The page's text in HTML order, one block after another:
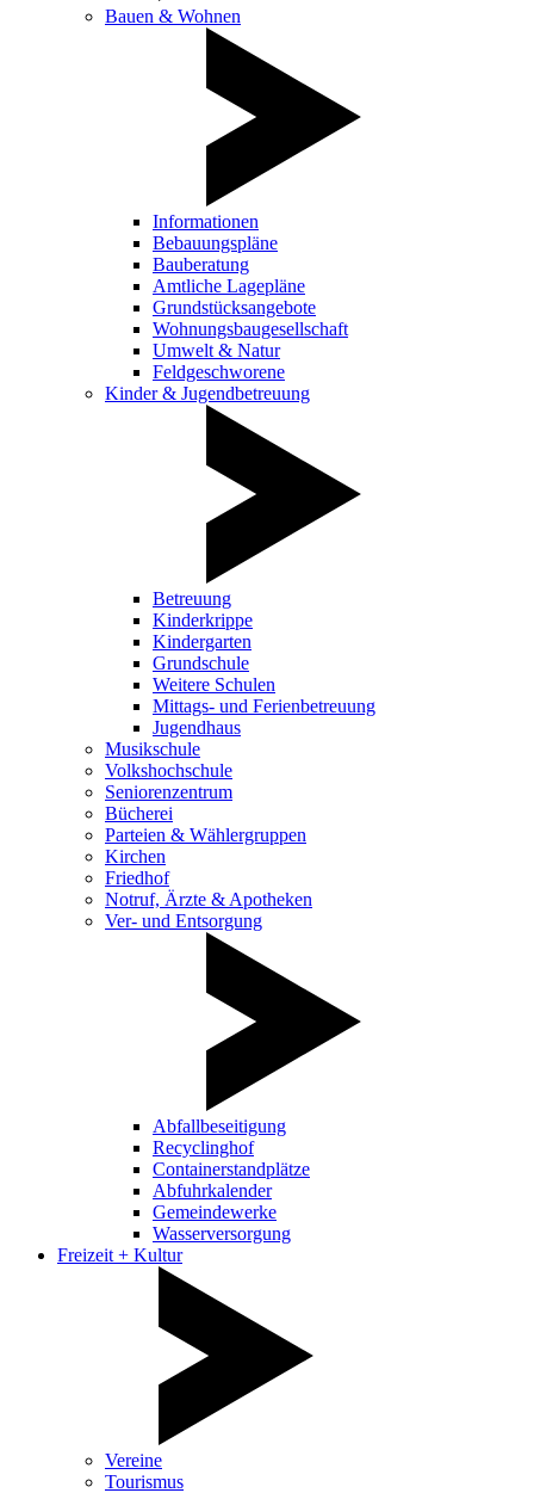
Bauen & Wohnen
Informationen
Bebauungspläne
Bauberatung
Amtliche Lagepläne
Grundstücksangebote
Wohnungsbaugesellschaft
Umwelt & Natur
Feldgeschworene
Kinder & Jugendbetreuung
Betreuung
Kinderkrippe
Kindergarten
Grundschule
Weitere Schulen
Mittags- und Ferienbetreuung
Jugendhaus
Musikschule
Volkshochschule
Seniorenzentrum
Bücherei
Parteien & Wählergruppen
Kirchen
Friedhof
Notruf, Ärzte & Apotheken
Ver- und Entsorgung
Abfallbeseitigung
Recyclinghof
Containerstandplätze
Abfuhrkalender
Gemeindewerke
Wasserversorgung
Freizeit + Kultur
Vereine
Tourismus